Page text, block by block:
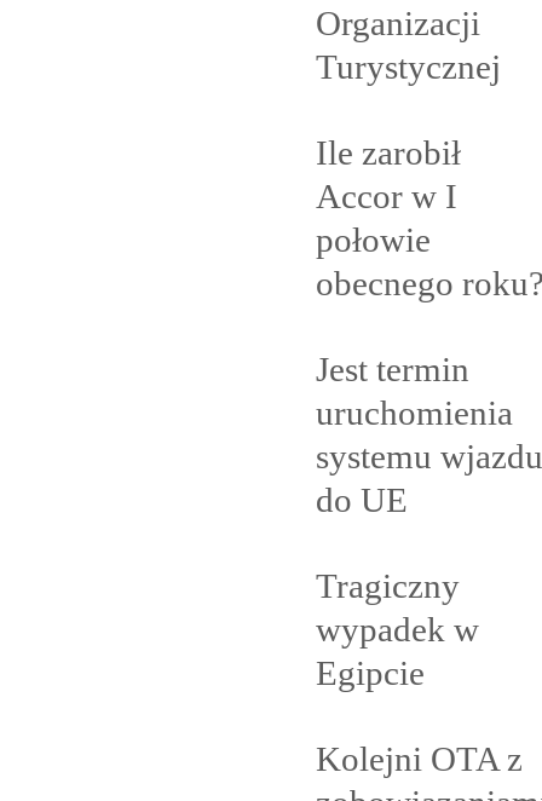
Organizacji
Turystycznej
Ile zarobił
Accor w I
połowie
obecnego
Jest termin
uruchomienia
systemu wjazdu
do UE
Tragiczny
wypadek w
Egipcie
Kolejni OTA z